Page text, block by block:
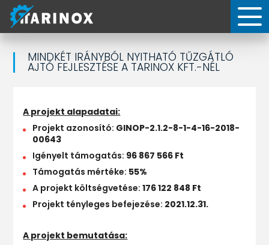
MINDKÉT IRÁNYBÓL NYITHATÓ TŰZGÁTLÓ
AJTÓ FEJLESZTÉSE A TARINOX KFT.-NÉL
A projekt alapadatai:
Projekt azonosító: GINOP-2.1.2-8-1-4-16-2018-
00643
Igényelt támogatás: 96 867 566 Ft
Támogatás mértéke: 55%
A projekt költségvetése:176 122 848 Ft
Projekt tényleges befejezése: 2021.12.31.
A projekt bemutatása: